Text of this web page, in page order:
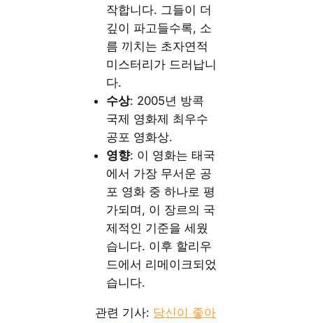
작합니다. 그들이 더
깊이 파고들수록, 소
름 끼치는 초자연적
미스터리가 드러납니
다.
수상: 2005년 방콕
국제 영화제 최우수
공포 영화상.
영향: 이 영화는 태국
에서 가장 무서운 공
포 영화 중 하나로 평
가되며, 이 장르의 국
제적인 기준을 세웠
습니다. 이후 할리우
드에서 리메이크되었
습니다.
관련 기사: 당신이 좋아